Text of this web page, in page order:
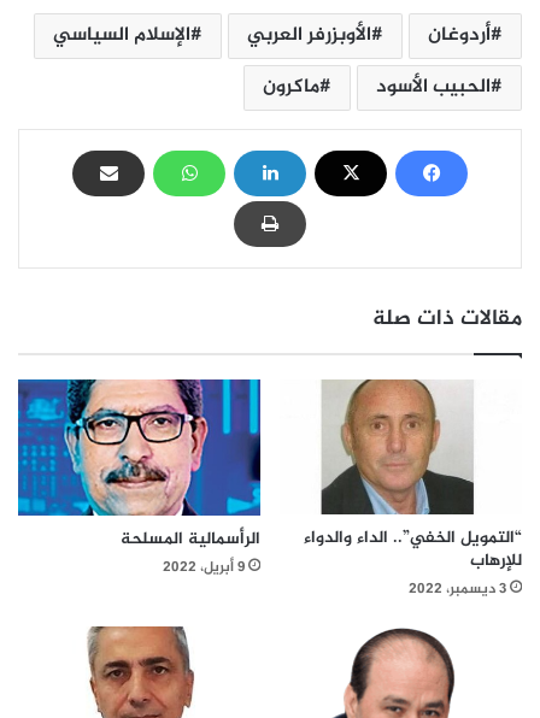
أردوغان الأوبزرفر العربي
الإسلام السياسي
الحبيب الأسود
ماكرون
مقالات ذات صلة
“التمويل الخفي”.. الداء والدواء
للإرهاب
3 ديسمبر، 2022
الرأسمالية المسلحة
9 أبريل، 2022